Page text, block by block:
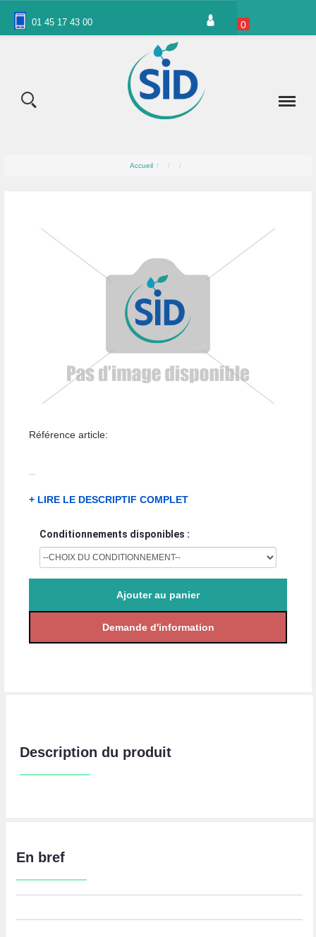
01 45 17 43 00 0
Accueil
Référence article:
+ LIRE LE DESCRIPTIF COMPLET
Conditionnements disponibles :
Description du produit
En bref